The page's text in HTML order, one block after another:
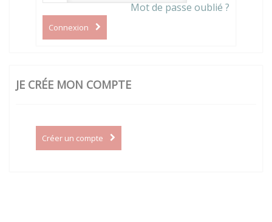
Mot de passe oublié ?
Connexion
JE CRÉE MON COMPTE
Créer un compte